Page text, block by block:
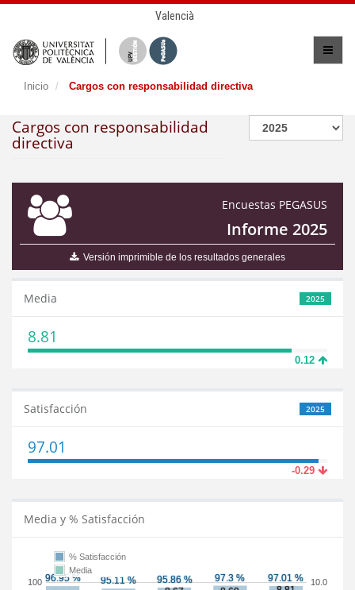
Valencià
Inicio Cargos con responsabilidad directiva
Cargos con responsabilidad
directiva
Encuestas PEGASUS
Informe 2025
Versión imprimible de los resultados generales
2025
Media
8.81
0.12
2025
Satisfacción
97.01
-0.29
Media y % Satisfacción
100 10.0
% Satisfacción
Media